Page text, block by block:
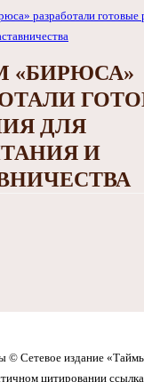
«БИРЮСА»
ДЛЯ
И
© Сетевое издание
цитировании